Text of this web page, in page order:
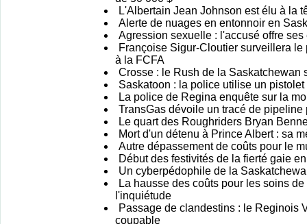
L'Albertain Jean Johnson est élu à la
Alerte de nuages en entonnoir en
Agression sexuelle : l'accusé offre
Françoise Sigur-Cloutier surveillera
à la FCFA
Crosse : le Rush de la Saskatchewan
Saskatoon : la police utilise un
La police de Regina enquête sur la
TransGas dévoile un tracé de pipeline
Le quart des Roughriders Bryan
Mort d'un détenu à Prince Albert : sa
Autre dépassement de coûts pour le
Début des festivités de la fierté gaie
Un cyberpédophile de la
La hausse des coûts pour les soins
l'inquiétude
Passage de clandestins : le Reginois
coupable